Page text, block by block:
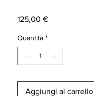
125,00 €Prezzo
Quantità *
Aggiungi al carrello